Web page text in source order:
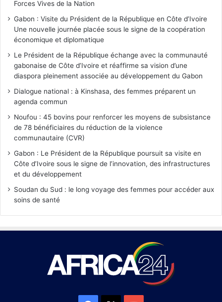
Forces Vives de la Nation
Gabon : Visite du Président de la République en Côte d’Ivoire
Une nouvelle journée placée sous le signe de la coopération
économique et diplomatique
Le Président de la République échange avec la communauté
gabonaise de Côte d’Ivoire et réaffirme sa vision d’une
diaspora pleinement associée au développement du Gabon
Dialogue national : à Kinshasa, des femmes préparent un
agenda commun
Noufou : 45 bovins pour renforcer les moyens de subsistance
de 78 bénéficiaires du réduction de la violence
communautaire (CVR)
Gabon : Le Président de la République poursuit sa visite en
Côte d’Ivoire sous le signe de l’innovation, des infrastructures
et du développement
Soudan du Sud : le long voyage des femmes pour accéder aux
soins de santé